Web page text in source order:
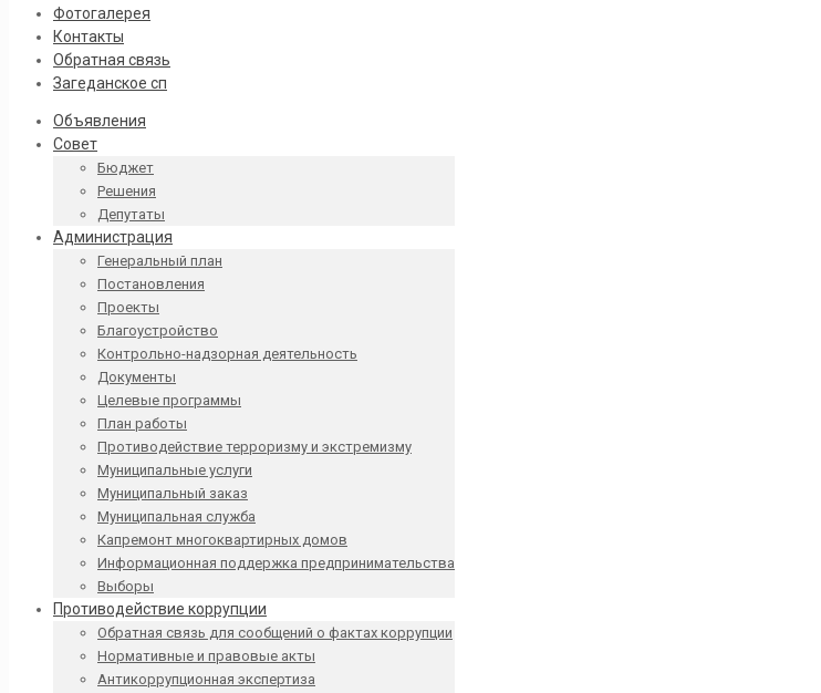
Фотогалерея
Контакты
Обратная связь
Загеданское сп
Объявления
Совет
Бюджет
Решения
Депутаты
Администрация
Генеральный план
Постановления
Проекты
Благоустройство
Контрольно-надзорная деятельность
Документы
Целевые программы
План работы
Противодействие терроризму и экстремизму
Муниципальные услуги
Муниципальный заказ
Муниципальная служба
Капремонт многоквартирных домов
Информационная поддержка предпринимательства
Выборы
Противодействие коррупции
Обратная связь для сообщений о фактах коррупции
Нормативные и правовые акты
Антикоррупционная экспертиза